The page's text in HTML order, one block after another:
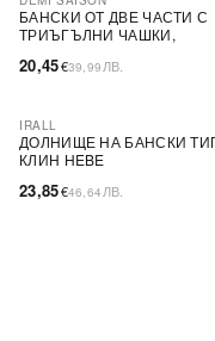
БАНСКИ ОТ ДВЕ ЧАСТИ С
ТРИЪГЪЛНИ ЧАШКИ,
20,45€39,99 ЛВ.
IRALL
ДОЛНИЩЕ НА БАНСКИ ТИП
КЛИН HEBE
23,85€46,64 ЛВ.